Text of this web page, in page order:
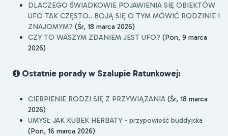
DLACZEGO ŚWIADKOWIE POJAWIENIA SIĘ OBIEKTÓW
UFO TAK CZĘSTO.. BOJĄ SIĘ O TYM MÓWIĆ RODZINIE I
ZNAJOMYM? (Śr, 18 marca 2026)
CZY TO WASZYM ZDANIEM JEST UFO? (Pon, 9 marca
2026)
Ostatnie porady w Szalupie Ratunkowej:
CIERPIENIE RODZI SIĘ Z PRZYWIĄZANIA (Śr, 18 marca
2026)
UMYSŁ JAK KUBEK HERBATY - przypowieść buddyjska
(Pon, 16 marca 2026)